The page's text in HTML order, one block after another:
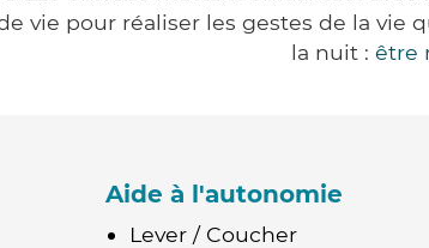
vie pour réaliser les gestes de la
la nuit : être
Aide à l'autonomie
Lever / Coucher